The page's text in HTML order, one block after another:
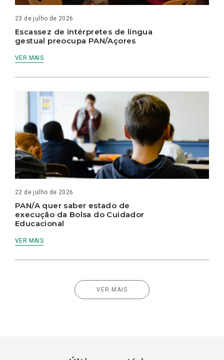
23 de julho de 2026
Escassez de intérpretes de língua
gestual preocupa PAN/Açores
VER MAIS
22 de julho de 2026
PAN/A quer saber estado de
execução da Bolsa do Cuidador
Educacional
VER MAIS
VER MAIS